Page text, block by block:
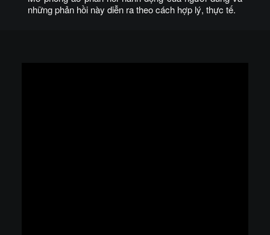
những phản hồi này diễn ra theo cách hợp lý, thực tế.